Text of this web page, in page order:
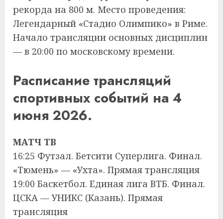
рекорда на 800 м. Место проведения:
Легендарный «Стадио Олимпико» в Риме.
Начало трансляции основных дисциплин
— в 20:00 по московскому времени.
Расписание трансляций
спортивных событий на 4
июня 2026.
МАТЧ ТВ
16:25 Футзал. Бетсити Суперлига. Финал.
«Тюмень» — «Ухта». Прямая трансляция
19:00 Баскетбол. Единая лига ВТБ. Финал.
ЦСКА — УНИКС (Казань). Прямая
трансляция